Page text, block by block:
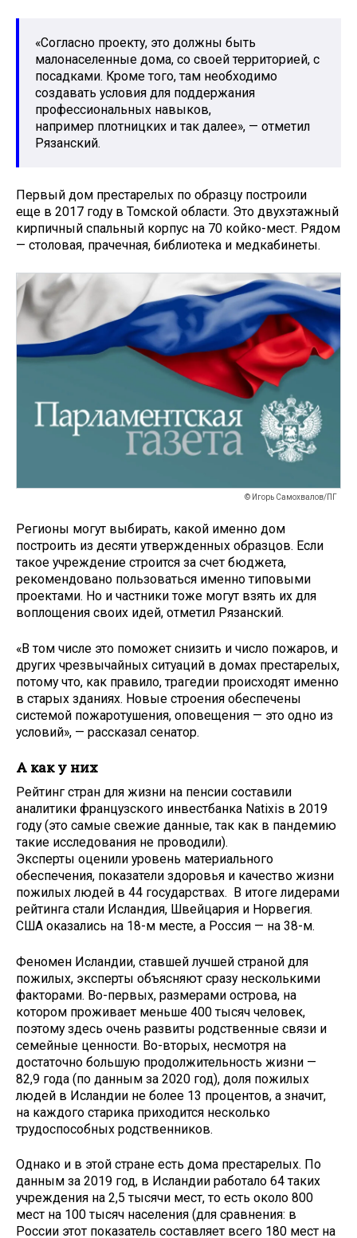
«Согласно проекту, это должны быть
малонаселенные дома, со своей территорией, с
посадками. Кроме того, там необходимо
создавать условия для поддержания
профессиональных навыков,
например плотницких и так далее», — отметил
Рязанский.
Первый дом престарелых по образцу построили
еще в 2017 году в Томской области. Это двухэтажный
кирпичный спальный корпус на 70 койко-мест. Рядом
— столовая, прачечная, библиотека и медкабинеты.
© Игорь Самохвалов/ПГ
Регионы могут выбирать, какой именно дом
построить из десяти утвержденных образцов. Если
такое учреждение строится за счет бюджета,
рекомендовано пользоваться именно типовыми
проектами. Но и частники тоже могут взять их для
воплощения своих идей, отметил Рязанский.
«В том числе это поможет снизить и число пожаров, и
других чрезвычайных ситуаций в домах престарелых,
потому что, как правило, трагедии происходят именно
в старых зданиях. Новые строения обеспечены
системой пожаротушения, оповещения — это одно из
условий», — рассказал сенатор.
А как у них
Рейтинг стран для жизни на пенсии составили
аналитики французского инвестбанка Natixis в 2019
году (это самые свежие данные, так как в пандемию
такие исследования не проводили).
Эксперты оценили уровень материального
обеспечения, показатели здоровья и качество жизни
пожилых людей в 44 государствах. В итоге лидерами
рейтинга стали Исландия, Швейцария и Норвегия.
США оказались на 18-м месте, а Россия — на 38-м.
Феномен Исландии, ставшей лучшей страной для
пожилых, эксперты объясняют сразу несколькими
факторами. Во-первых, размерами острова, на
котором проживает меньше 400 тысяч человек,
поэтому здесь очень развиты родственные связи и
семейные ценности. Во-вторых, несмотря на
достаточно большую продолжительность жизни —
82,9 года (по данным за 2020 год), доля пожилых
людей в Исландии не более 13 процентов, а значит,
на каждого старика приходится несколько
трудоспособных родственников.
Однако и в этой стране есть дома престарелых. По
данным за 2019 год, в Исландии работало 64 таких
учреждения на 2,5 тысячи мест, то есть около 800
мест на 100 тысяч населения (для сравнения: в
России этот показатель составляет всего 180 мест на